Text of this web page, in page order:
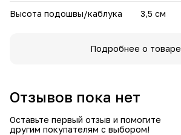
Высота подошвы/каблука 3,5 см
Подробнее о товаре
Отзывов пока нет
Оставьте первый отзыв и помогите
другим покупателям с выбором!